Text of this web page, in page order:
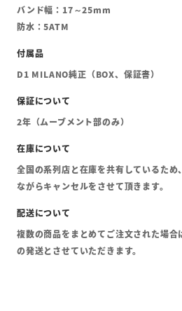
バンド幅：17～25mm
防水：5ATM
D1 MILANO純正（BOX、保証書）
2年（ムーブメント部のみ）
全国の系列店と在庫を共有しているた
ながらキャンセルをさせて頂きます。
複数の商品をまとめてご注文された場合
の発送とさせていただきます。